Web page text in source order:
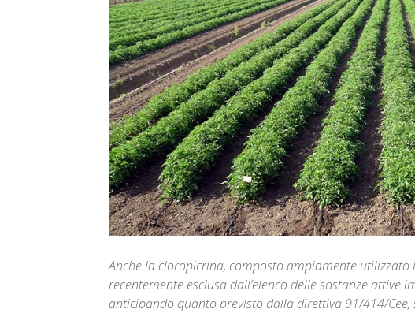
Anche la cloropicrina, composto ampiamente
recentemente esclusa dall’elenco delle sostanze attive
anticipando quanto previsto dalla direttiva 91/414/